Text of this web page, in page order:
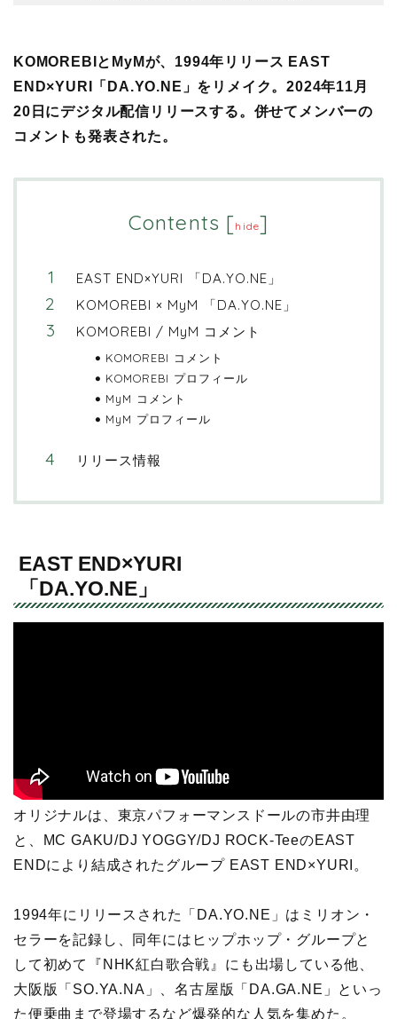
KOMOREBIとMyMが、1994年リリース EAST
END×YURI「DA.YO.NE」をリメイク。2024年11月
20日にデジタル配信リリースする。併せてメンバーの
コメントも発表された。
Contents [hide]
EAST END×YURI 「DA.YO.NE」
KOMOREBI × MyM 「DA.YO.NE」
KOMOREBI / MyM コメント
KOMOREBI コメント
KOMOREBI プロフィール
MyM コメント
MyM プロフィール
リリース情報
EAST END×YURI
「DA.YO.NE」
オリジナルは、東京パフォーマンスドールの市井由理
と、MC GAKU/DJ YOGGY/DJ ROCK-TeeのEAST
ENDにより結成されたグループ EAST END×YURI。
1994年にリリースされた「DA.YO.NE」はミリオン・
セラーを記録し、同年にはヒップホップ・グループと
して初めて『NHK紅白歌合戦』にも出場している他、
大阪版「SO.YA.NA」、名古屋版「DA.GA.NE」といっ
た便乗曲まで登場するなど爆発的な人気を集めた。